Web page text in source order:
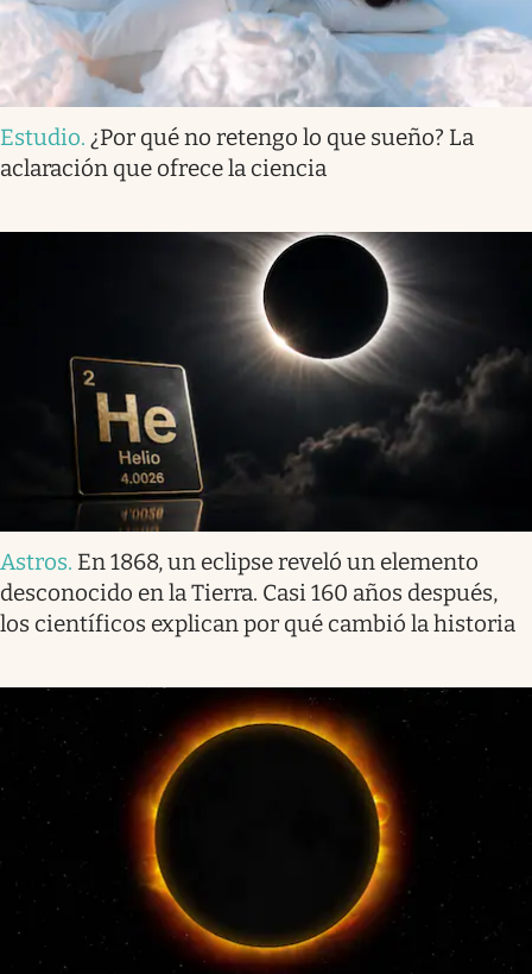
Estudio. ¿Por qué no retengo lo que sueño? La
aclaración que ofrece la ciencia
Astros. En 1868, un eclipse reveló un elemento
desconocido en la Tierra. Casi 160 años después,
los científicos explican por qué cambió la historia